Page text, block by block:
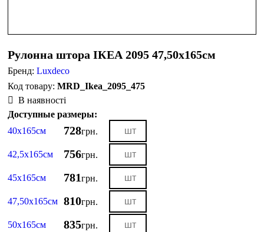
Рулонна штора ІКЕА 2095 47,50х165см
Бренд:Luxdeco
MRD_Ikea_2095_475
В наявності
Доступные размеры:
40х165см
728грн.
42,5х165см 756грн.
45х165см 781грн.
47,50х165см 810грн.
50х165см 835грн.